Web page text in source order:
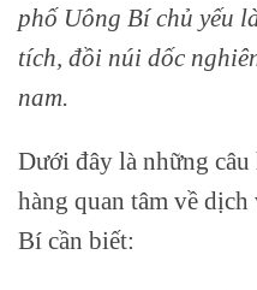
phố Uông Bí chủ yếu
tích, đồi núi dốc
nam.
Dưới đây là những
hàng quan tâm về
Bí cần biết: